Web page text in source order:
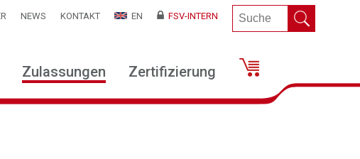
NEWS KONTAKT EN FSV-INTERN
Zulassungen Zertifizierung